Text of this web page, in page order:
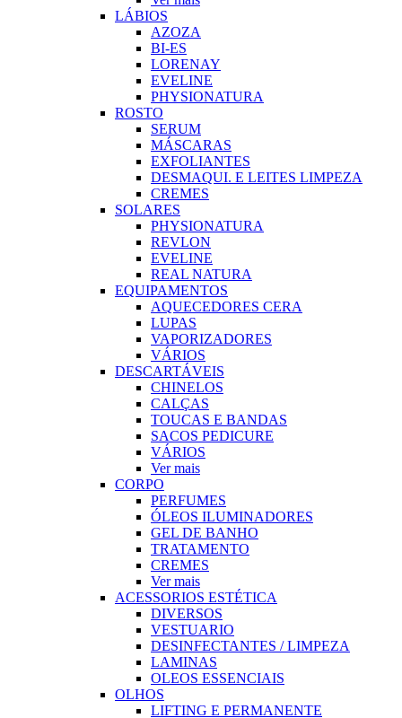
LÁBIOS
AZOZA
BI-ES
LORENAY
EVELINE
PHYSIONATURA
ROSTO
SERUM
MÁSCARAS
EXFOLIANTES
DESMAQUI. E LEITES LIMPEZA
CREMES
SOLARES
PHYSIONATURA
REVLON
EVELINE
REAL NATURA
EQUIPAMENTOS
AQUECEDORES CERA
LUPAS
VAPORIZADORES
VÁRIOS
DESCARTÁVEIS
CHINELOS
CALÇAS
TOUCAS E BANDAS
SACOS PEDICURE
VÁRIOS
Ver mais
CORPO
PERFUMES
ÓLEOS ILUMINADORES
GEL DE BANHO
TRATAMENTO
CREMES
Ver mais
ACESSORIOS ESTÉTICA
DIVERSOS
VESTUARIO
DESINFECTANTES / LIMPEZA
LAMINAS
OLEOS ESSENCIAIS
OLHOS
LIFTING E PERMANENTE